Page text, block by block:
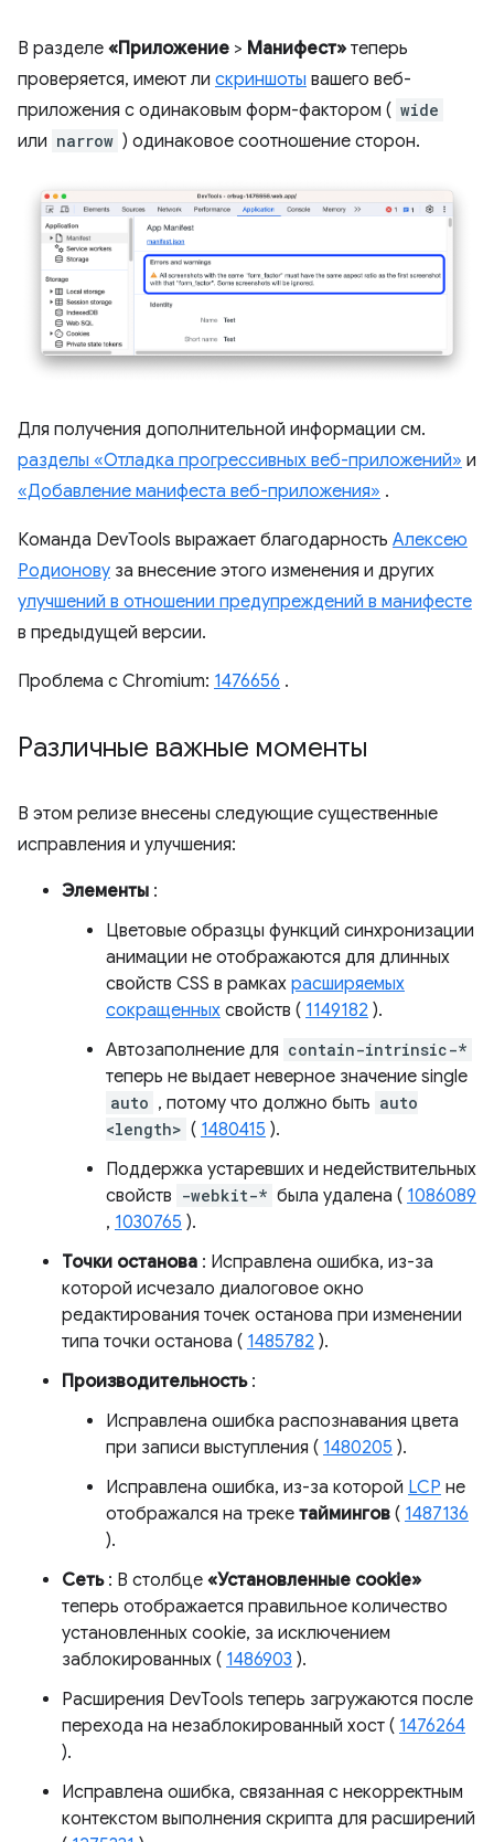
В разделе «Приложение > Манифест» теперь
проверяется, имеют ли скриншоты вашего веб-
приложения с одинаковым форм-фактором ( wide
или narrow ) одинаковое соотношение сторон.
Для получения дополнительной информации см.
разделы «Отладка прогрессивных веб-приложений» и
«Добавление манифеста веб-приложения» .
Команда DevTools выражает благодарность Алексею
Родионову за внесение этого изменения и других
улучшений в отношении предупреждений в манифесте
в предыдущей версии.
Проблема с Chromium: 1476656 .
Различные важные моменты
В этом релизе внесены следующие существенные
исправления и улучшения:
Элементы :
Цветовые образцы функций синхронизации
анимации не отображаются для длинных
свойств CSS в рамках расширяемых
сокращенных свойств ( 1149182 ).
Автозаполнение для contain-intrinsic-*
теперь не выдает неверное значение single
auto , потому что должно быть auto
<length> ( 1480415 ).
Поддержка устаревших и недействительных
свойств -webkit-* была удалена ( 1086089
, 1030765 ).
Точки останова : Исправлена ​​ошибка, из-за
которой исчезало диалоговое окно
редактирования точек останова при изменении
типа точки останова ( 1485782 ).
Производительность:
Исправлена ​​ошибка распознавания цвета
при записи выступления ( 1480205 ).
Исправлена ​​ошибка, из-за которой LCP не
отображался на треке таймингов ( 1487136
).
Сеть: В столбце «Установленные cookie»
теперь отображается правильное количество
установленных cookie, за исключением
заблокированных ( 1486903 ).
Расширения DevTools теперь загружаются после
перехода на незаблокированный хост ( 1476264
).
Исправлена ​​ошибка, связанная с некорректным
контекстом выполнения скрипта для расширений